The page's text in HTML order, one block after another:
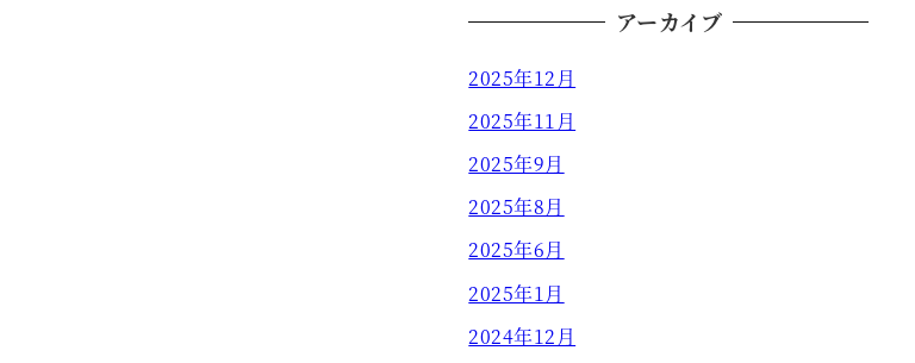
アーカイブ
2025年12月
2025年11月
2025年9月
2025年8月
2025年6月
2025年1月
2024年12月